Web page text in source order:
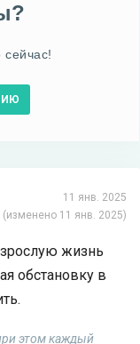
11 янв. 2025
(изменено 11 янв. 2025)
жизнь
обстановку в
этом каждый